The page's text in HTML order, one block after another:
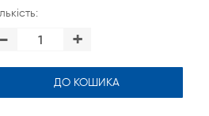
- +
ДО КОШИКА